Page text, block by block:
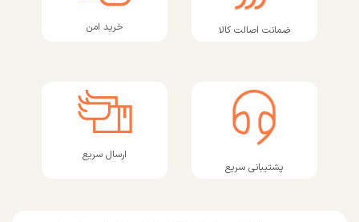
ضمانت اصالت کالا خرید امن
پشتیبانی سریع
ارسال سریع